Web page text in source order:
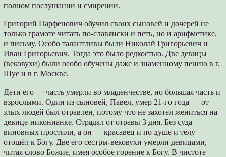
полном послушании и смирении.
Григорий Парфенович обучил своих сыновей и дочерей не
только грамоте читать по-славянски и петь, но и арифметике,
и письму. Особо талантливы были Николай Григорьевич и
Иван Григорьевич. Тогда это было редкостью. Две девицы
(вековухи) были особо обучены даже и знаменному пению в г.
Шуе и в г. Москве.
Дети его — часть умерли во младенчестве, но большая часть и
взрослыми. Один из сыновей, Павел, умер 21-го года — от
злых людей был отравлен, потому что не захотел жениться на
девице-никонианке. Страдал от отравы 3 дня. Без суда
виновных простили, а он — красавец и по душе и телу —
отошёл к Богу. Две его сестры-вековухи умерли девицами,
читая слово Божие, имея особое горение к Богу. В чистоте